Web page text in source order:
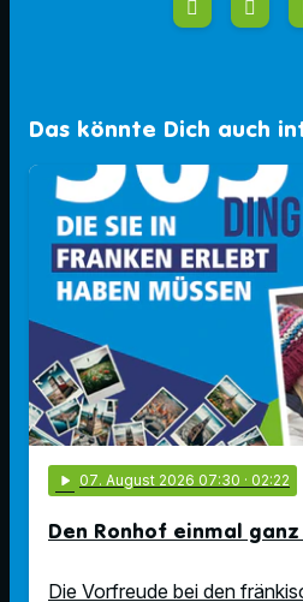
Das könnte Dich auch
play_arrow 07. August 2026 07:30 · 02:22
Den Ronhof einmal
Die Vorfreude bei den